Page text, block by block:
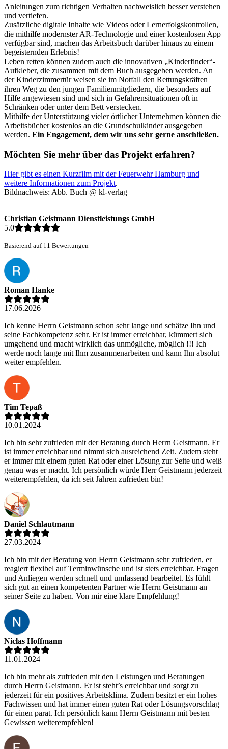
Anleitungen zum richtigen Verhalten nachweislich besser verstehen
und vertiefen.
Zusätzliche digitale Inhalte wie Videos oder Lernerfolgskontrollen,
die mithilfe modernster AR-Technologie und einer kostenlosen App
verfügbar sind, machen das Arbeitsbuch darüber hinaus zu einem
begeisternden Erlebnis!
Leben retten können zudem auch die innovativen „Kinderfinder“-
Aufkleber, die zusammen mit dem Buch ausgegeben werden. An
der Kinderzimmertür weisen sie im Notfall den Rettungskräften
ihren Weg zu den jungen Familienmitgliedern, die besonders auf
Hilfe angewiesen sind und sich in Gefahrensituationen oft in
Schränken oder unter dem Bett verstecken.
Mithilfe der Unterstützung vieler örtlicher Unternehmen können die
Arbeitsbücher kostenlos an die Grundschulkinder ausgegeben
werden. Ein Engagement, dem wir uns sehr gerne anschließen.
Möchten Sie mehr über das Projekt erfahren?
Hier gibt es einen Kurzfilm mit der Feuerwehr Hamburg und
weitere Informationen zum Projekt.
Bildnachweis: Abb. Buch @ kl-verlag
Christian Geistmann Dienstleistungs GmbH
5.0
Basierend auf 11 Bewertungen
Roman Hanke
17.06.2026
Ich kenne Herrn Geistmann schon sehr lange und schätze Ihn und
seine Fachkompetenz sehr. Er ist immer erreichbar, kümmert sich
umgehend und macht wirklich das unmögliche, möglich !!! Ich
werde noch lange mit Ihm zusammenarbeiten und kann Ihn absolut
weiter empfehlen.
Tim Tepaß
10.01.2024
Ich bin sehr zufrieden mit der Beratung durch Herrn Geistmann. Er
ist immer erreichbar und nimmt sich ausreichend Zeit. Zudem steht
er immer mit einem guten Rat oder einer Lösung zur Seite und weiß
genau was er macht. Ich persönlich würde Herr Geistmann jederzeit
weiterempfehlen, da ich seit Jahren zufrieden bin!
Daniel Schlautmann
27.03.2024
Ich bin mit der Beratung von Herrn Geistmann sehr zufrieden, er
reagiert flexibel auf Terminwünsche und ist stets erreichbar. Fragen
und Anliegen werden schnell und umfassend bearbeitet. Es fühlt
sich gut an einen kompetenten Partner wie Herrn Geistmann an
seiner Seite zu haben. Von mir eine klare Empfehlung!
Niclas Hoffmann
11.01.2024
Ich bin mehr als zufrieden mit den Leistungen und Beratungen
durch Herrn Geistmann. Er ist steht’s erreichbar und sorgt zu
jederzeit für ein positives Arbeitsklima. Zudem besitzt er ein hohes
Fachwissen und hat immer einen guten Rat oder Lösungsvorschlag
für einen parat. Ich persönlich kann Herrn Geistmann mit besten
Gewissen weiterempfehlen!